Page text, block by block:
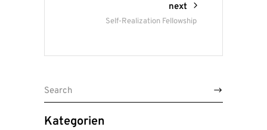
next
Self-Realization Fellowship
Search
Kategorien